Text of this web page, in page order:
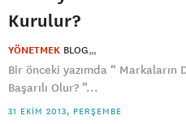
Kurulur?
YÖNETMEK BLOG
Bir önceki yazımda “ Markaların
Başarılı Olur? ”...
31 EKIM 2013, PERŞEMBE